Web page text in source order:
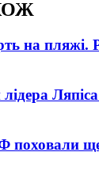
на
поховали